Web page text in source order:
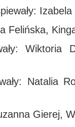
Felińska,
Wiktoria
Natalia
Gierej,